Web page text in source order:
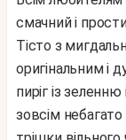
смачний і
Тісто з
оригінальним і
пиріг із
зовсім небагато